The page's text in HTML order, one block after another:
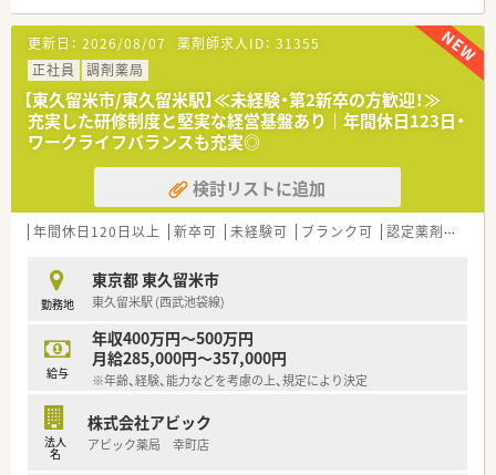
【募集背景と求める人物像について】
■今後の施設在宅の獲得やエリア強化を見据えた、組織力強化の
ための増員募集となっています。
■将来的に管理薬剤師として活躍したいというキャリアアップ
への意欲が高い方を求めています。
■これまでの経験値よりも、面談時の受け答えや将来へのビジョ
ン、会社との価値観の一致を重視します。
【法人特徴について】
■東京、埼玉、神奈川エリアを中心に地域密着型の調剤薬局チェ
ーンを展開している企業です。
るスタッフも多数活躍しています。
■有給休暇の取得を全社的に推奨しており、消化率は90％以上
と非常に高い水準を維持しています。
■借り上げ社宅制度（家賃の70%補助）の適用も可能で、実質的
な手取り額はさらに増加します。
【職場環境と雰囲気】
として成長意欲の高い方が在籍しています。
■産休・育休の取得実績が多数あり、復帰して活躍しているスタ
更新日： 2026/08/07 薬剤師求人ID： 31355
正社員
調剤薬局
【東久留米市/東久留米駅】≪未経験・第2新卒の方歓迎！≫
充実した研修制度と堅実な経営基盤あり｜年間休日123日・
ワークライフバランスも充実◎
検討リストに追加
年間休日120日以上 新卒可 未経験可 ブランク可 認定薬剤師取得支援あり
勤務地
東京都 東久留米市
東久留米駅 (西武池袋線)
給与
年収400万円～500万円
月給285,000円～357,000円
※年齢、経験、能力などを考慮の上、規定により決定
法人
名
株式会社アビック
アビック薬局 幸町店